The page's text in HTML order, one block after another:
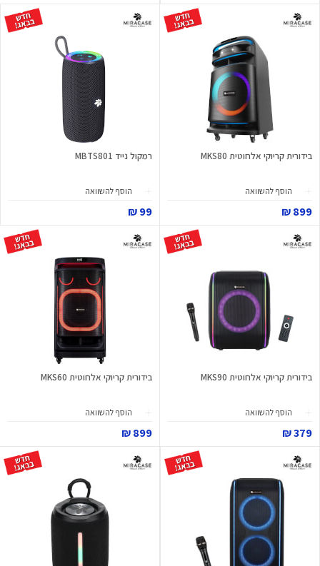
בידורית קריוקי אלחוטית MKS80
הוסף להשוואה
899 ₪
רמקול נייד MBTS801
הוסף להשוואה
99 ₪
בידורית קריוקי אלחוטית MKS90
הוסף להשוואה
379 ₪
בידורית קריוקי אלחוטית MKS60
הוסף להשוואה
899 ₪